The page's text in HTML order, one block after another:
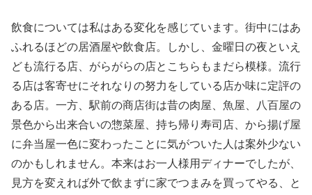
飲食については私はある変化を感じています。街中にはあ
ふれるほどの居酒屋や飲食店。しかし、金曜日の夜といえ
ども流行る店、がらがらの店とこちらもまだら模様。流行
る店は客寄せにそれなりの努力をしている店か味に定評の
ある店。一方、駅前の商店街は昔の肉屋、魚屋、八百屋の
景色から出来合いの惣菜屋、持ち帰り寿司店、から揚げ屋
に弁当屋一色に変わったことに気がついた人は案外少ない
のかもしれません。本来はお一人様用ディナーでしたが、
見方を変えれば外で飲まずに家でつまみを買ってやる、と